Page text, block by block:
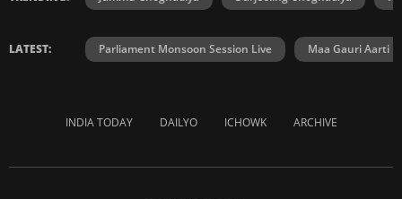
LATEST: Parliament Monsoon Session Live Maa Gauri Aarti
INDIA TODAY DAILYO ICHOWK ARCHIVE